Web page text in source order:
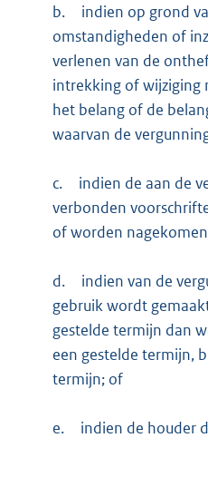
b.
indien op grond
omstandigheden of
verlenen van de
intrekking of wijziging
het belang of de
waarvan de
c.
indien de aan de
verbonden
of worden
d.
indien van de
gebruik wordt
gestelde termijn dan
een gestelde termijn,
termijn; of
e. indien de houder